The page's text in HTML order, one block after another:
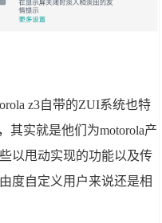
z3自带的ZUI系统也特
其实就是他们为motorola产
以甩动实现的功能以及传
度自定义用户来说还是相